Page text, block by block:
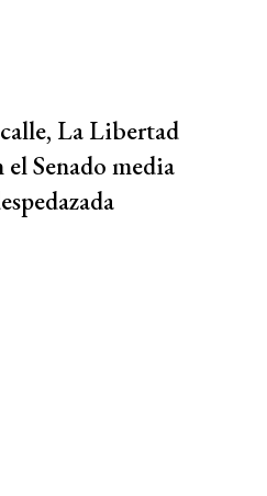
La Libertad
Senado media